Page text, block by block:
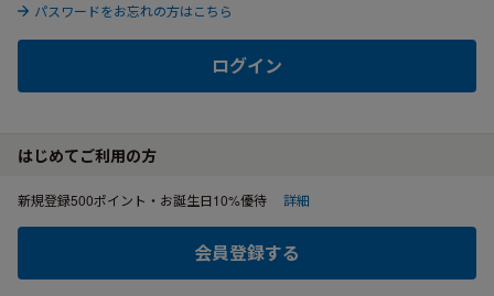
パスワードをお忘れの方はこちら
ログイン
はじめてご利用の方
新規登録500ポイント・お誕生日10%優待 詳細
会員登録する